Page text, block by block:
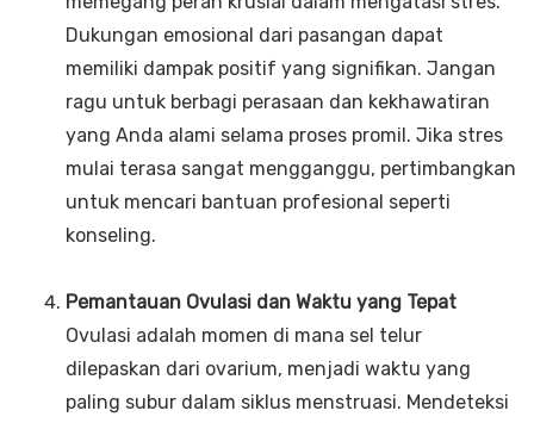
Dukungan emosional dari pasangan dapat
memiliki dampak positif yang signifikan. Jangan
ragu untuk berbagi perasaan dan kekhawatiran
yang Anda alami selama proses promil. Jika stres
mulai terasa sangat mengganggu, pertimbangkan
untuk mencari bantuan profesional seperti
konseling.
Pemantauan Ovulasi dan Waktu yang Tepat
Ovulasi adalah momen di mana sel telur
dilepaskan dari ovarium, menjadi waktu yang
paling subur dalam siklus menstruasi. Mendeteksi